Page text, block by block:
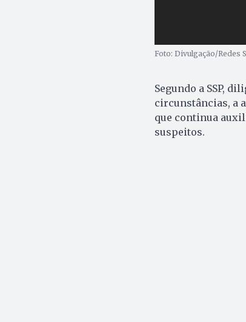
Foto: Divulgação/Redes
Segundo a SSP,
circunstâncias, a
que continua
suspeitos.